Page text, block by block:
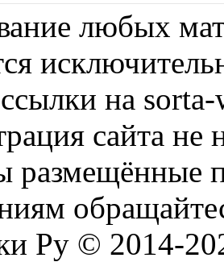
любых
на
сайта не
размещённые
Ру © 2014-